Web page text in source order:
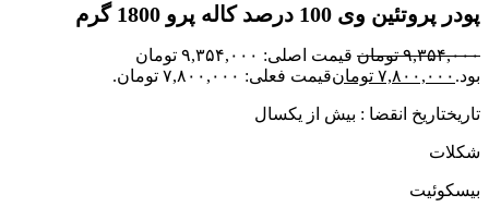
پودر پروتئین وی 100 درصد کاله پرو 1800 گرم
۹,۳۵۴,۰۰۰ تومان
قیمت اصلی: ۹,۳۵۴,۰۰۰ تومان
بود. ۷,۸۰۰,۰۰۰ تومانقیمت فعلی: ۷,۸۰۰,۰۰۰ تومان.
تاریختاریخ انقضا : بیش از یکسال
شکلات
بیسکوئیت